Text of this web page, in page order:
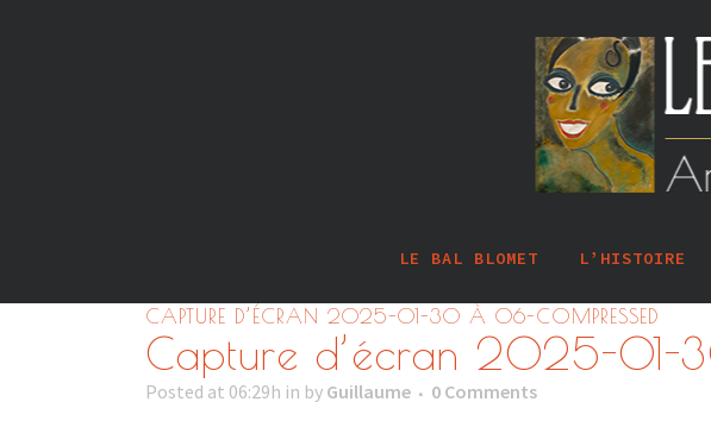
LE BAL BLOMET L’HISTOIRE
CAPTURE D’ÉCRAN 2025-01-30 À 06-COMPRESSED
Capture d’écran 2025-01-
Posted at 06:29h in by Guillaume 0 Comments